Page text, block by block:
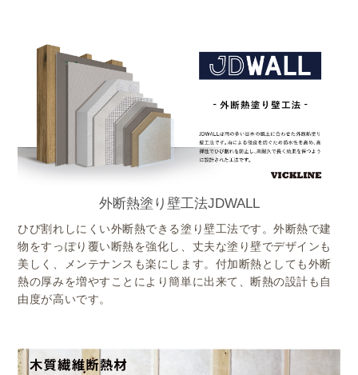
外断熱塗り壁工法JDWALL
ひび割れしにくい外断熱できる塗り壁工法です。外断熱で建
物をすっぽり覆い断熱を強化し、丈夫な塗り壁でデザインも
美しく、メンテナンスも楽にします。付加断熱としても外断
熱の厚みを増やすことにより簡単に出来て、断熱の設計も自
由度が高いです。